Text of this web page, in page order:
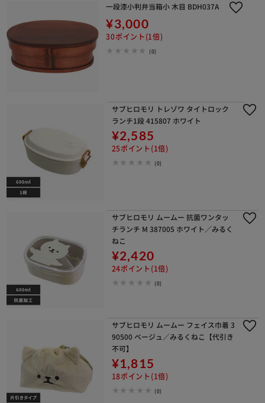
一段漆小判弁当箱小 木目 BDH037A
¥3,000
30ポイント(1倍)
(0)
サブヒロモリ トレゾワ タイトロック
ランチ1段 415807 ホワイト
¥2,585
25ポイント(1倍)
(0)
サブヒロモリ ムームー 抗菌ワンタッ
チランチ M 387005 ホワイト／みるく
ねこ
¥2,420
24ポイント(1倍)
(0)
サブヒロモリ ムームー フェイス巾着 3
90500 ベージュ／みるくねこ【代引き
不可】
¥1,815
18ポイント(1倍)
(0)